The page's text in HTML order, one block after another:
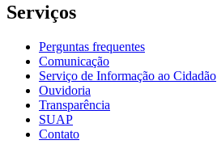
Serviços
Perguntas frequentes
Comunicação
Serviço de Informação ao Cidadão
Ouvidoria
Transparência
SUAP
Contato